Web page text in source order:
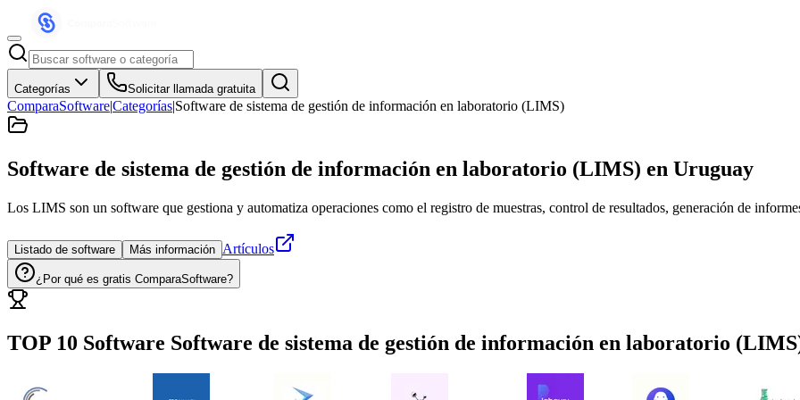
Categorías Solicitar llamada gratuita
ComparaSoftware|Categorías|Software de sistema de gestión de información en laboratorio (LIMS)
Software de sistema de gestión de información en laboratorio (LIMS) en Uruguay
Los LIMS son un software que gestiona y automatiza operaciones como el registro de muestras, control de resultados, generación de
Listado de software Más información Artículos
¿Por qué es gratis ComparaSoftware?
TOP 10 Software Software de sistema de gestión de información en laboratorio